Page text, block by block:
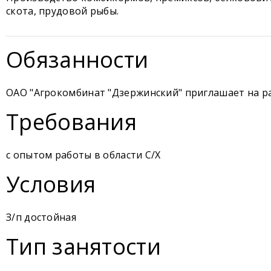
скота, прудовой рыбы.
Обязанности
ОАО "Агрокомбинат "Дзержинский" приглашает на
Требования
с опытом работы в области С/Х
Условия
З/п достойная
Тип занятости